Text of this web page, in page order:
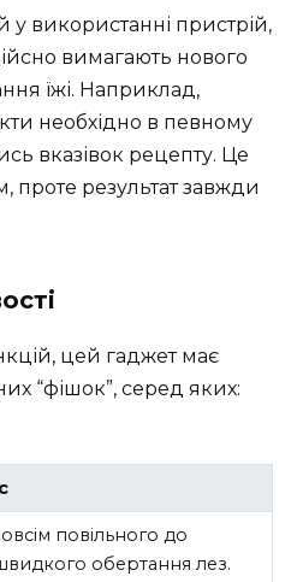
у використанні пристрій,
вимагають нового
їжі. Наприклад,
необхідно в певному
вказівок рецепту. Це
результат завжди
цей гаджет має
“фішок”, серед яких:
повільного до
обертання лез.